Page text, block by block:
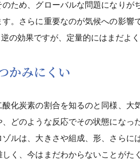
ため、グローバルな問題になりが
。さらに重要なのが気候への影響
の効果ですが、定量的にはまだよく
かみにくい
化炭素の割合を知るのと同様、大
どのような反応でその状態になっ
ルは、大きさや組成、形、さらに
く、今はまだわからないことがた